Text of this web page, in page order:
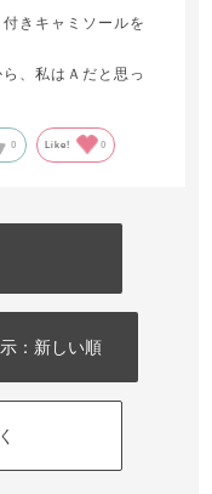
きキャミソールを
、私はＡだと思っ
0 Like! 0
：新しい順